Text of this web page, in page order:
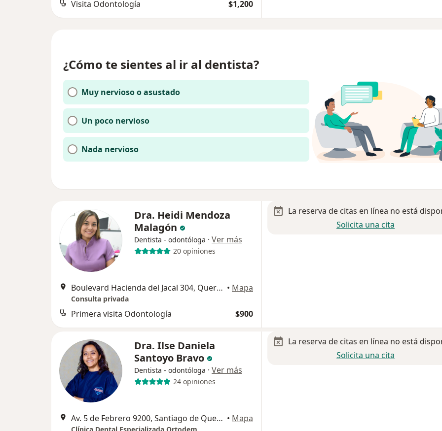
Visita Odontología $1,200
¿Cómo te sientes al ir al dentista?
Muy nervioso o asustado
Un poco nervioso
Nada nervioso
Dra. Heidi Mendoza
Malagón
Dentista - odontóloga · Ver más
20 opiniones
Boulevard Hacienda del Jacal 304, Querétaro • Mapa
Consulta privada
Primera visita Odontología $900
La reserva de citas en línea no está
Solicita una cita
Dra. Ilse Daniela
Santoyo Bravo
Dentista - odontóloga · Ver más
24 opiniones
Av. 5 de Febrero 9200, Santiago de Querétaro • Mapa
La reserva de citas en línea no está
Solicita una cita